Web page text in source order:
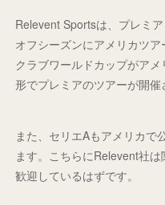
Relevent Sportsは、プレミ
オフシーズンにアメリカツ
クラブワールドカップがア
形でプレミアのツアーが開催
また、セリエAもアメリカで
ます。こちらにRelevent社
歓迎しているはずです。